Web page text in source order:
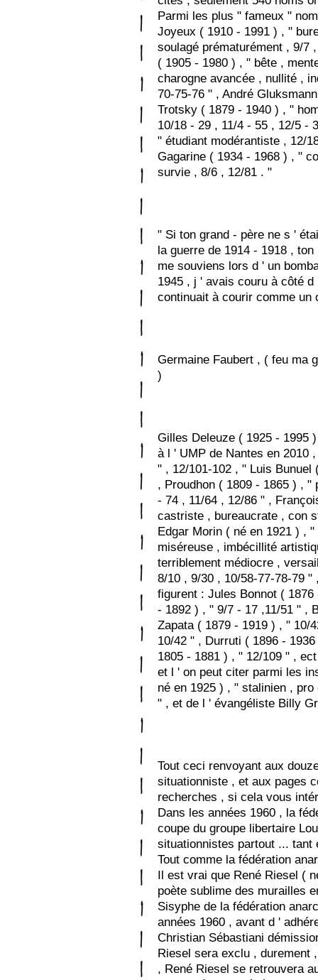
Parmi les plus " fameux "
Joyeux ( 1910 - 1991 ) , "
soulagé prématurément , 9/7
( 1905 - 1980 ) , " bête ,
charogne avancée , nullité ,
70-75-76 " , André
Trotsky ( 1879 - 1940 ) , "
10/18 - 29 , 11/4 - 55 , 12/5 -
" étudiant modérantiste , 12/
Gagarine ( 1934 - 1968 ) , "
survie , 8/6 , 12/81 . "
" Si ton grand - père ne s '
la guerre de 1914 - 1918 ,
me souviens lors d ' un
1945 , j ' avais couru à côté
continuait à courir comme un
Germaine Faubert , ( feu ma
)
Gilles Deleuze ( 1925 - 1995
à l ' UMP de Nantes en 2010
" , 12/101-102 , " Luis
, Proudhon ( 1809 - 1865 ) ,
- 74 , 11/64 , 12/86 " ,
castriste , bureaucrate , con
Edgar Morin ( né en 1921 ) ,
miséreuse , imbécillité
terriblement médiocre ,
8/10 , 9/30 , 10/58-77-78-79
figurent : Jules Bonnot (
- 1892 ) , " 9/7 - 17 ,11/51 " ,
Zapata ( 1879 - 1919 ) , " 10/
10/42 " , Durruti ( 1896 -
1805 - 1881 ) , " 12/109 " ,
et l ' on peut citer parmi les
né en 1925 ) , " stalinien ,
" , et de l ' évangéliste Billy
Tout ceci renvoyant aux
situationniste , et aux pages
recherches , si cela vous
Dans les années 1960 , la
coupe du groupe libertaire
situationnistes partout ...
Tout comme la fédération
Il est vrai que René Riesel (
poète sublime des murailles
Sisyphe de la fédération
années 1960 , avant d '
Christian Sébastiani
Riesel sera exclu , durement
, René Riesel se retrouvera